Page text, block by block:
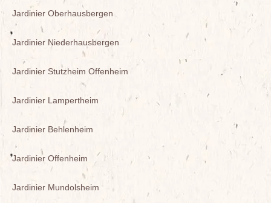
Jardinier Oberhausbergen
Jardinier Niederhausbergen
Jardinier Stutzheim Offenheim
Jardinier Lampertheim
Jardinier Behlenheim
Jardinier Offenheim
Jardinier Mundolsheim